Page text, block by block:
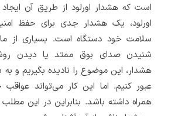
است که هشدار اورلود از طریق آن
اورلود، یک هشدار جدی برای حفظ
سلامت خود دستگاه است. بسیاری از
شنیدن صدای بوق ممتد یا دیدن
هشدار، این موضوع را نادیده بگیریم و به
عبور کنیم. اما این کار می‌تواند عواقب
همراه داشته باشد. بنابراین در این مطلب